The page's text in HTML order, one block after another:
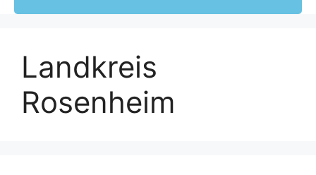
Landkreis
Rosenheim